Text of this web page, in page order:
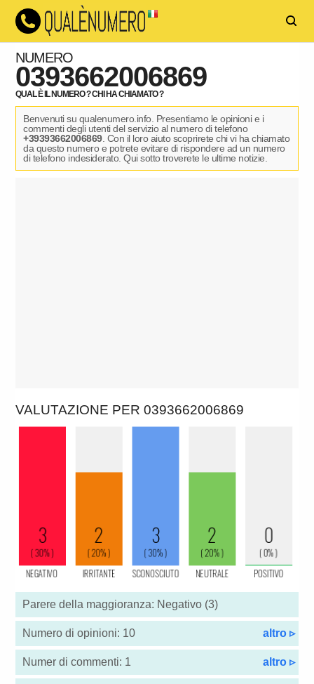
NUMERO
0393662006869
QUAL È IL NUMERO ? CHI HA CHIAMATO ?
Benvenuti su qualenumero.info. Presentiamo le opinioni e i
commenti degli utenti del servizio al numero di telefono
+39393662006869. Con il loro aiuto scoprirete chi vi ha chiamato
da questo numero e potrete evitare di rispondere ad un numero
di telefono indesiderato. Qui sotto troverete le ultime notizie.
VALUTAZIONE PER 0393662006869
Parere della maggioranza: Negativo (3)
Numero di opinioni: 10 altro ▹
Numer di commenti: 1 altro ▹